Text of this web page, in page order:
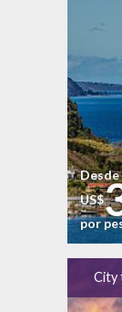
Desde
US$
por
City